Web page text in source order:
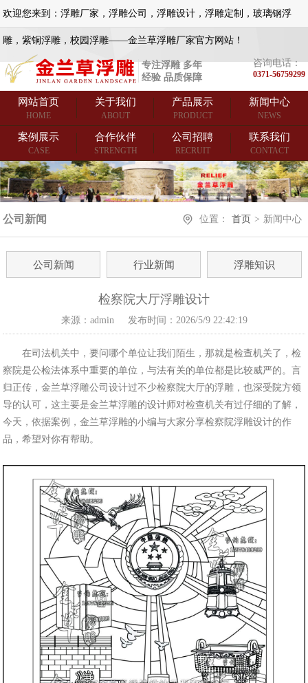
欢迎您来到：浮雕厂家，浮雕公司，浮雕设计，浮雕定制，玻璃钢浮
雕，紫铜浮雕，校园浮雕——金兰草浮雕厂家官方网站！
专注浮雕 多年
经验 品质保障
咨询电话：
0371-56759299
网站首页
HOME
关于我们
ABOUT
产品展示
PRODUCT
新闻中心
NEWS
案例展示
CASE
合作伙伴
STRENGTH
公司招聘
RECRUIT
联系我们
CONTACT
公司新闻 位置： 首页 > 新闻中心
公司新闻 行业新闻 浮雕知识
检察院大厅浮雕设计
来源：admin 发布时间：2026/5/9 22:42:19
在司法机关中，要问哪个单位让我们陌生，那就是检查机关了，检
察院是公检法体系中重要的单位，与法有关的单位都是比较威严的。言
归正传，金兰草浮雕公司设计过不少检察院大厅的浮雕，也深受院方领
导的认可，这主要是金兰草浮雕的设计师对检查机关有过仔细的了解，
今天，依据案例，金兰草浮雕的小编与大家分享检察院浮雕设计的作
品，希望对你有帮助。